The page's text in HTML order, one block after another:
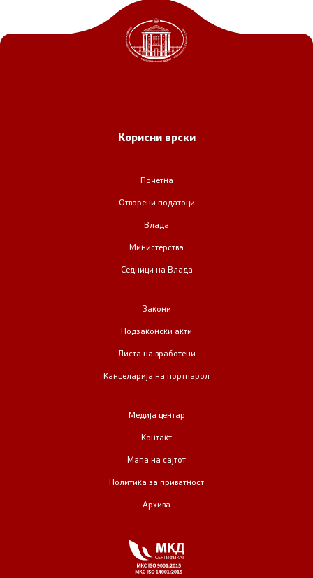
Корисни врски
Почетна
Отворени податоци
Влада
Министерства
Седници на Влада
Закони
Подзаконски акти
Листа на вработени
Канцеларија на портпарол
Медија центар
Контакт
Мапа на сајтот
Политика за приватност
Архива